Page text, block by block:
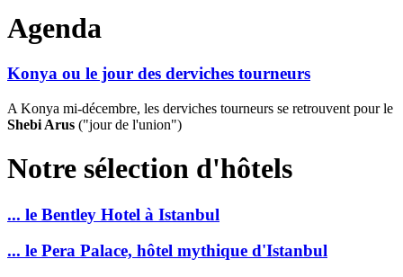
Agenda
Konya ou le jour des derviches tourneurs
A Konya mi-décembre, les derviches tourneurs se retrouvent pour le
Shebi Arus ("jour de l'union")
Notre sélection d'hôtels
... le Bentley Hotel à Istanbul
... le Pera Palace, hôtel mythique d'Istanbul